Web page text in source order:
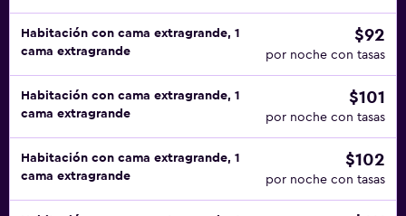
Habitación con cama extragrande, 1
cama extragrande
$92
por noche con tasas
Habitación con cama extragrande, 1
cama extragrande
$101
por noche con tasas
Habitación con cama extragrande, 1
cama extragrande
$102
por noche con tasas